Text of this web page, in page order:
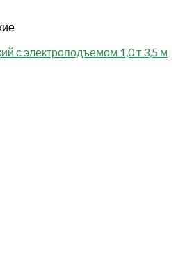
с электроподъемом 1,0 т 3,5 м